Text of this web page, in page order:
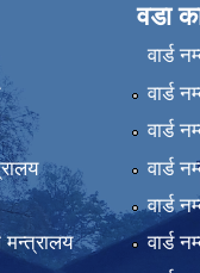
मन्त्रालय
वडा
वार्ड
वार्ड
वार्ड
वार्ड
वार्ड
वार्ड